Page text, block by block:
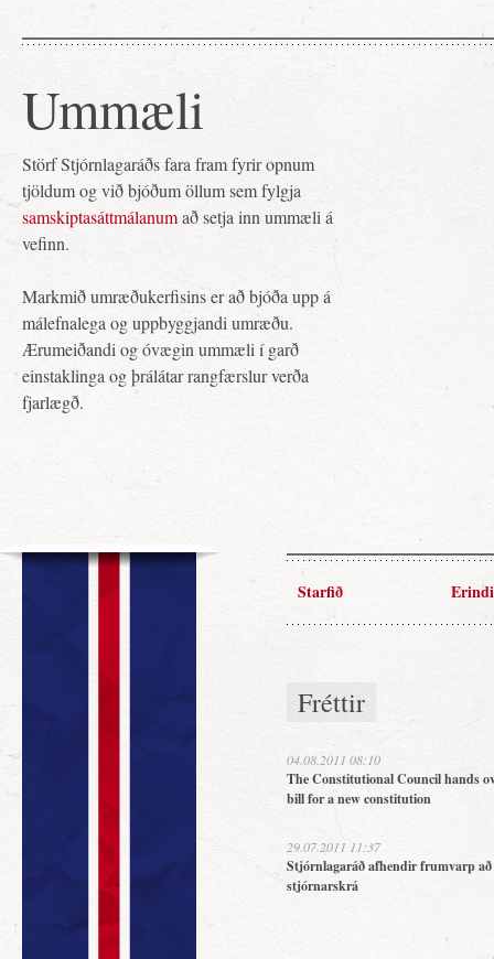
Ummæli
Störf Stjórnlagaráðs fara fram fyrir opnum
tjöldum og við bjóðum öllum sem fylgja
samskiptasáttmálanumað setja inn ummæli á
vefinn.
Markmið umræðukerfisins er að bjóða upp á
málefnalega og uppbyggjandi umræðu.
Ærumeiðandi og óvægin ummæli í garð
einstaklinga og þrálátar rangfærslur verða
fjarlægð.
Starfið Erindi
Fréttir
04.08.2011 08:10
The Constitutional Council hands
bill for a new constitution
29.07.2011 11:37
Stjórnlagaráð afhendir frumvarp
stjórnarskrá